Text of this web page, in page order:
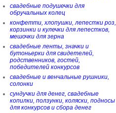
свадебные подушечки для
обручальных колец
конфетти, хлопушки, лепестки роз,
корзинки и кулечки для лепестков,
мешочки для зерна
свадебные ленты, значки и
бутоньерки для свидетелей,
родственников, гостей,
победителей конкурсов
свадебные и венчальные рушники,
солонки
сундучки для денег, свадебные
копилки, ползунки, коляски, подносы
для конкурсов и сбора денег